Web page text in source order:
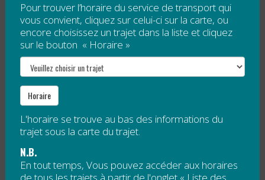
Pour avoir plus d’information sur les arrêts de ce
trajet, ou pour connaître les autres trajets qui sont
disponibles dans le secteur de l’Estran, veuillez
contacter le TACIM au 1 418-393-3262. Un service de
transport est également disponible entre Madeleine
et Grande-Vallée, sur demande.
Notez aussi que des
disponibles, à un tarif qui varie en fonction de la
distance à parcourir et de la disponibilité des
véhicules.
**Merci d’attendre le véhicule du côté de la rue où
Pour trouver l’horaire du service de transport qui
vous convient, cliquez sur celui-ci sur la carte, ou
encore choisissez un trajet dans la liste et cliquez
sur le bouton « Horaire »
Horaire
L'horaire se trouve au bas des informations du
trajet sous la carte du trajet.
N.B.
En tout temps, Vous pouvez accéder aux horaires
de tous les trajets à partir de l'onglet « Liste des